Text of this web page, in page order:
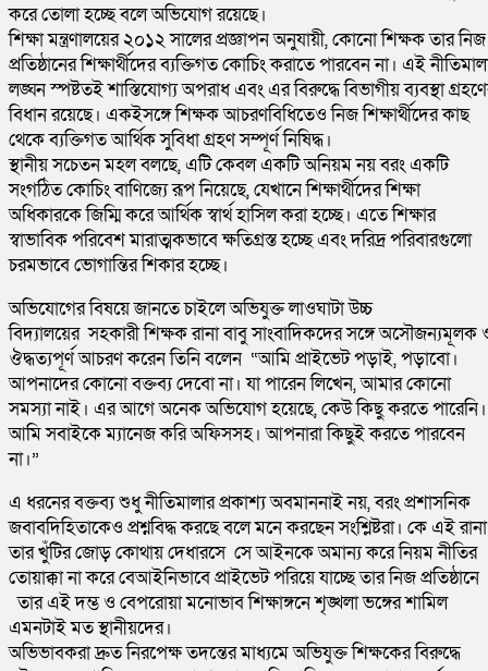
করে তোলা হচ্ছে বলে অভিযোগ রয়েছে।
শিক্ষা মন্ত্রণালয়ের ২০১২ সালের প্রজ্ঞাপন অনুযায়ী, কোনো শিক্ষক তার নিজ
প্রতিষ্ঠানের শিক্ষার্থীদের ব্যক্তিগত কোচিং করাতে পারবেন না। এই
লঙ্ঘন স্পষ্টতই শাস্তিযোগ্য অপরাধ এবং এর বিরুদ্ধে বিভাগীয় ব্যবস্থা
বিধান রয়েছে। একইসঙ্গে শিক্ষক আচরণবিধিতেও নিজ শিক্ষার্থীদের কাছ
থেকে ব্যক্তিগত আর্থিক সুবিধা গ্রহণ সম্পূর্ণ নিষিদ্ধ।
স্থানীয় সচেতন মহল বলছে, এটি কেবল একটি অনিয়ম নয় বরং একটি
সংগঠিত কোচিং বাণিজ্যে রূপ নিয়েছে, যেখানে শিক্ষার্থীদের শিক্ষা
অধিকারকে জিম্মি করে আর্থিক স্বার্থ হাসিল করা হচ্ছে। এতে শিক্ষার
স্বাভাবিক পরিবেশ মারাত্মকভাবে ক্ষতিগ্রস্ত হচ্ছে এবং দরিদ্র পরিবারগুলো
চরমভাবে ভোগান্তির শিকার হচ্ছে।
অভিযোগের বিষয়ে জানতে চাইলে অভিযুক্ত লাওঘাটা উচ্চ
বিদ্যালয়ের সহকারী শিক্ষক রানা বাবু সাংবাদিকদের সঙ্গে অসৌজন্যমূলক
ঔদ্ধত্যপূর্ণ আচরণ করেন তিনি বলেন “আমি প্রাইভেট পড়াই, পড়াবো।
আপনাদের কোনো বক্তব্য দেবো না। যা পারেন লিখেন, আমার কোনো
সমস্যা নাই। এর আগে অনেক অভিযোগ হয়েছে, কেউ কিছু করতে পারেনি।
আমি সবাইকে ম্যানেজ করি অফিসসহ। আপনারা কিছুই করতে পারবেন
না।”
এ ধরনের বক্তব্য শুধু নীতিমালার প্রকাশ্য অবমাননাই নয়, বরং প্রশাসনিক
জবাবদিহিতাকেও প্রশ্নবিদ্ধ করছে বলে মনে করছেন সংশ্লিষ্টরা। কে এই রানা
তার খুঁটির জোড় কোথায় দেধারসে সে আইনকে অমান্য করে নিয়ম নীতির
তোয়াক্কা না করে বেআইনিভাবে প্রাইভেট পরিয়ে যাচ্ছে তার নিজ প্রতিষ্ঠানে
তার এই দম্ভ ও বেপরোয়া মনোভাব শিক্ষাঙ্গনে শৃঙ্খলা ভঙ্গের শামিল
এমনটাই মত স্থানীয়দের।
অভিভাবকরা দ্রুত নিরপেক্ষ তদন্তের মাধ্যমে অভিযুক্ত শিক্ষকের বিরুদ্ধে